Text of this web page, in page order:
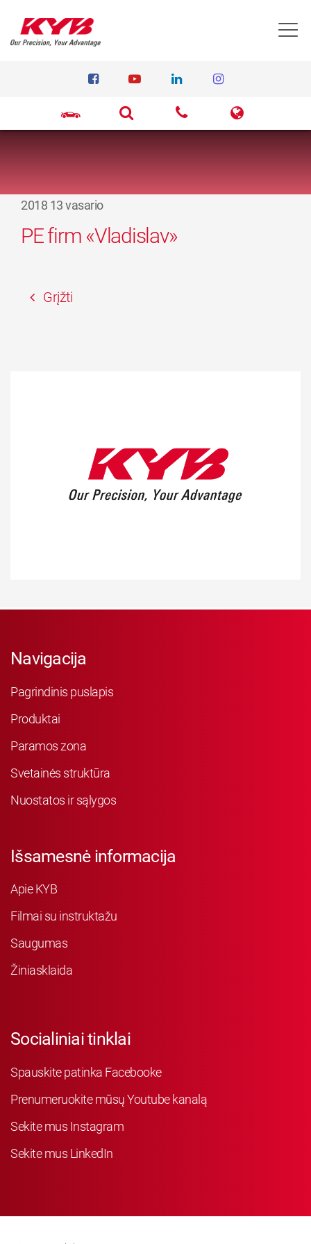
2018 13 vasario
PE firm «Vladislav»
Grįžti
Navigacija
Pagrindinis puslapis
Produktai
Paramos zona
Svetainės struktūra
Nuostatos ir sąlygos
Išsamesnė informacija
Apie KYB
Filmai su instruktažu
Saugumas
Žiniasklaida
Socialiniai tinklai
Spauskite patinka Facebooke
Prenumeruokite mūsų Youtube kanalą
Sekite mus Instagram
Sekite mus LinkedIn